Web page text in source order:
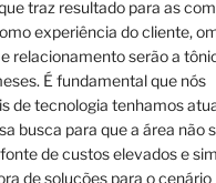
traz resultado para as
experiência do cliente,
relacionamento serão a
É fundamental que nós
de tecnologia tenhamos
busca para que a área não
de custos elevados e
de soluções para o cenário